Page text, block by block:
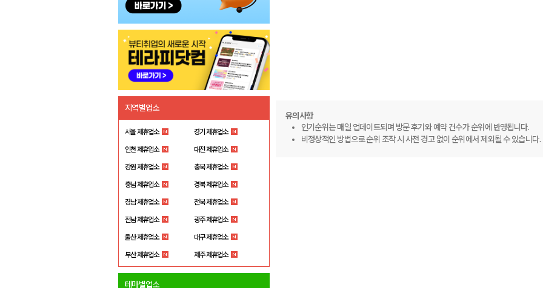
지역별업소
서울 제휴업소 경기 제휴업소
인천 제휴업소 대전 제휴업소
강원 제휴업소 충북 제휴업소
충남 제휴업소 경북 제휴업소
경남 제휴업소 전북 제휴업소
전남 제휴업소 광주 제휴업소
울산 제휴업소 대구 제휴업소
부산 제휴업소 제주 제휴업소
테마별업소
유의사항
인기순위는 매일 업데이트되며 방문 후기와 예약 건수가 순위에 반영됩니다.
비정상적인 방법으로 순위 조작 시 사전 경고 없이 순위에서 제외될 수 있습니다.